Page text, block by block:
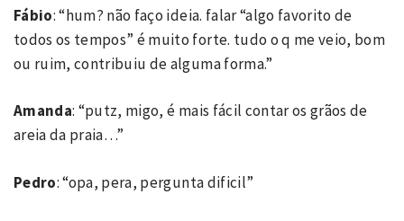
Fábio: “hum? não faço ideia. falar “algo favorito de
todos os tempos” é muito forte. tudo o q me veio, bom
ou ruim, contribuiu de alguma forma.”
Amanda: “putz, migo, é mais fácil contar os grãos de
areia da praia…”
Pedro: “opa, pera, pergunta dificil”